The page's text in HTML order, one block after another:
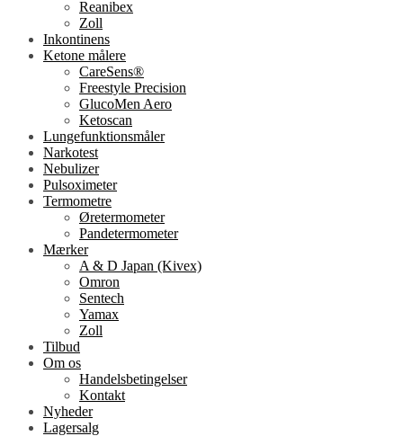
Reanibex
Zoll
Inkontinens
Ketone målere
CareSens®
Freestyle Precision
GlucoMen Aero
Ketoscan
Lungefunktionsmåler
Narkotest
Nebulizer
Pulsoximeter
Termometre
Øretermometer
Pandetermometer
Mærker
A & D Japan (Kivex)
Omron
Sentech
Yamax
Zoll
Tilbud
Om os
Handelsbetingelser
Kontakt
Nyheder
Lagersalg